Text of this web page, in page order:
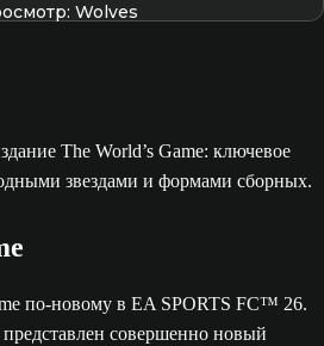
Wolves
по-новому в EA SPORTS FC™ 26.
совершенно новый